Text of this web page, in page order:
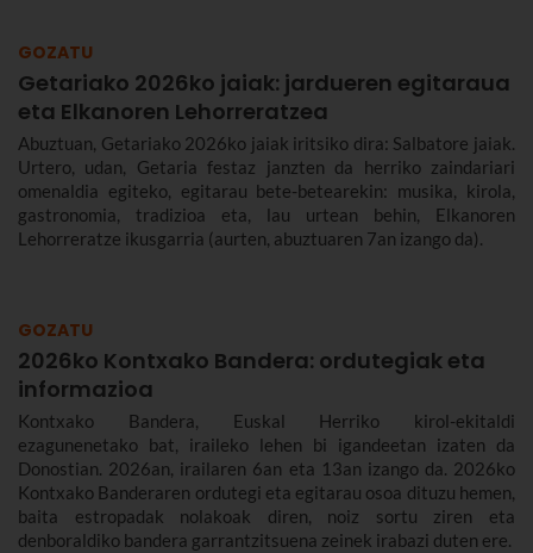
GOZATU
Getariako 2026ko jaiak: jardueren egitaraua
eta Elkanoren Lehorreratzea
Abuztuan, Getariako 2026ko jaiak iritsiko dira: Salbatore jaiak.
Urtero, udan, Getaria festaz janzten da herriko zaindariari
omenaldia egiteko, egitarau bete-betearekin: musika, kirola,
gastronomia, tradizioa eta, lau urtean behin, Elkanoren
Lehorreratze ikusgarria (aurten, abuztuaren 7an izango da).
GOZATU
2026ko Kontxako Bandera: ordutegiak eta
informazioa
Kontxako Bandera, Euskal Herriko kirol-ekitaldi
ezagunenetako bat, iraileko lehen bi igandeetan izaten da
Donostian. 2026an, irailaren 6an eta 13an izango da. 2026ko
Kontxako Banderaren ordutegi eta egitarau osoa dituzu hemen,
baita estropadak nolakoak diren, noiz sortu ziren eta
denboraldiko bandera garrantzitsuena zeinek irabazi duten ere.